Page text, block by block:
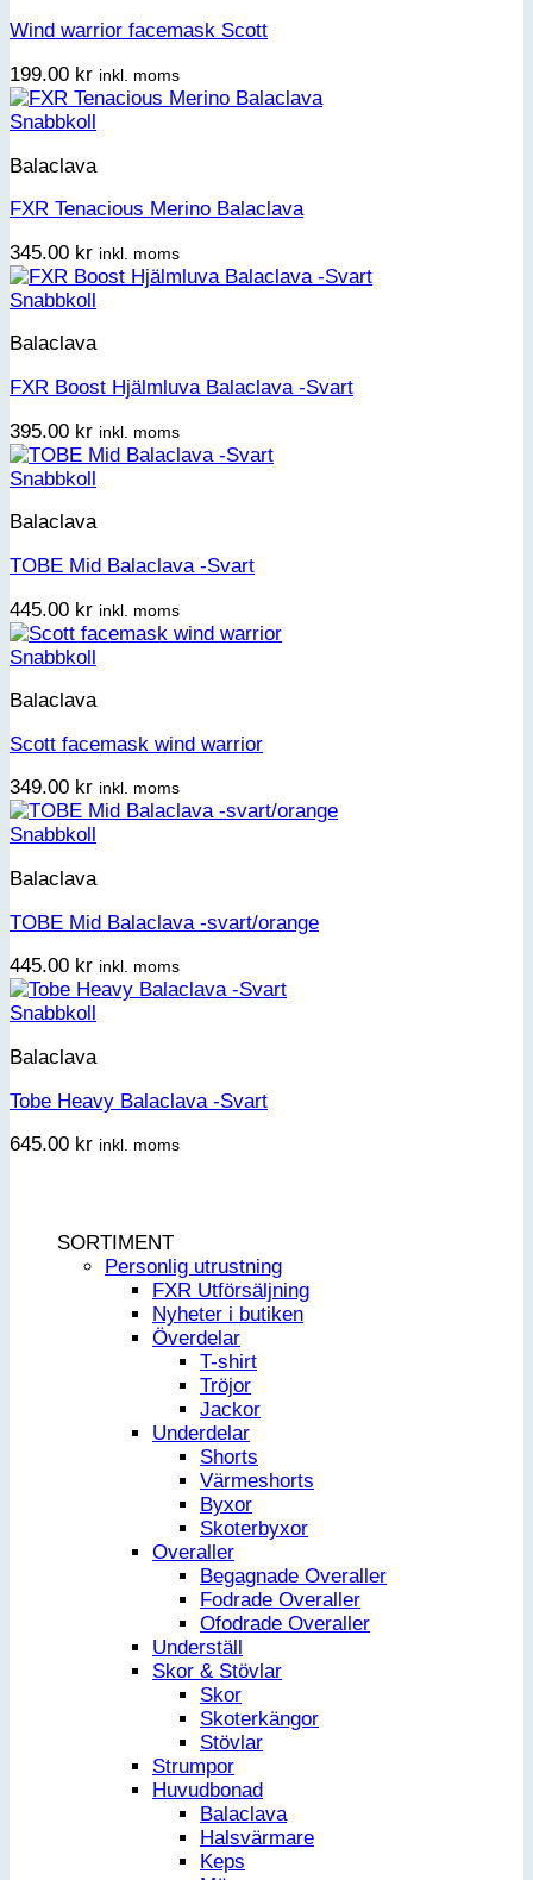
Wind warrior facemask Scott
199.00 kr inkl. moms
Snabbkoll
Balaclava
FXR Tenacious Merino Balaclava
345.00 kr inkl. moms
Snabbkoll
Balaclava
FXR Boost Hjälmluva Balaclava -Svart
395.00 kr inkl. moms
Snabbkoll
Balaclava
TOBE Mid Balaclava -Svart
445.00 kr inkl. moms
Snabbkoll
Balaclava
Scott facemask wind warrior
349.00 kr inkl. moms
Snabbkoll
Balaclava
TOBE Mid Balaclava -svart/orange
445.00 kr inkl. moms
Snabbkoll
Balaclava
Tobe Heavy Balaclava -Svart
645.00 kr inkl. moms
SORTIMENT
Personlig utrustning
FXR Utförsäljning
Nyheter i butiken
Överdelar
T-shirt
Tröjor
Jackor
Underdelar
Shorts
Värmeshorts
Byxor
Skoterbyxor
Overaller
Begagnade Overaller
Fodrade Overaller
Ofodrade Overaller
Underställ
Skor & Stövlar
Skor
Skoterkängor
Stövlar
Strumpor
Huvudbonad
Balaclava
Halsvärmare
Keps